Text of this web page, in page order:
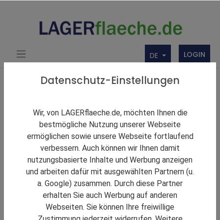
DE LOGIN
Themen Rund um Lager und LAGERflaeche.de
auch dank Großtransaktionen
Datenschutz-Einstellungen
Wir, von LAGERflaeche.de, möchten Ihnen die
bestmögliche Nutzung unserer Webseite
ermöglichen sowie unsere Webseite fortlaufend
verbessern. Auch können wir Ihnen damit
nutzungsbasierte Inhalte und Werbung anzeigen
und arbeiten dafür mit ausgewählten Partnern (u.
a. Google) zusammen. Durch diese Partner
erhalten Sie auch Werbung auf anderen
Webseiten. Sie können Ihre freiwillige